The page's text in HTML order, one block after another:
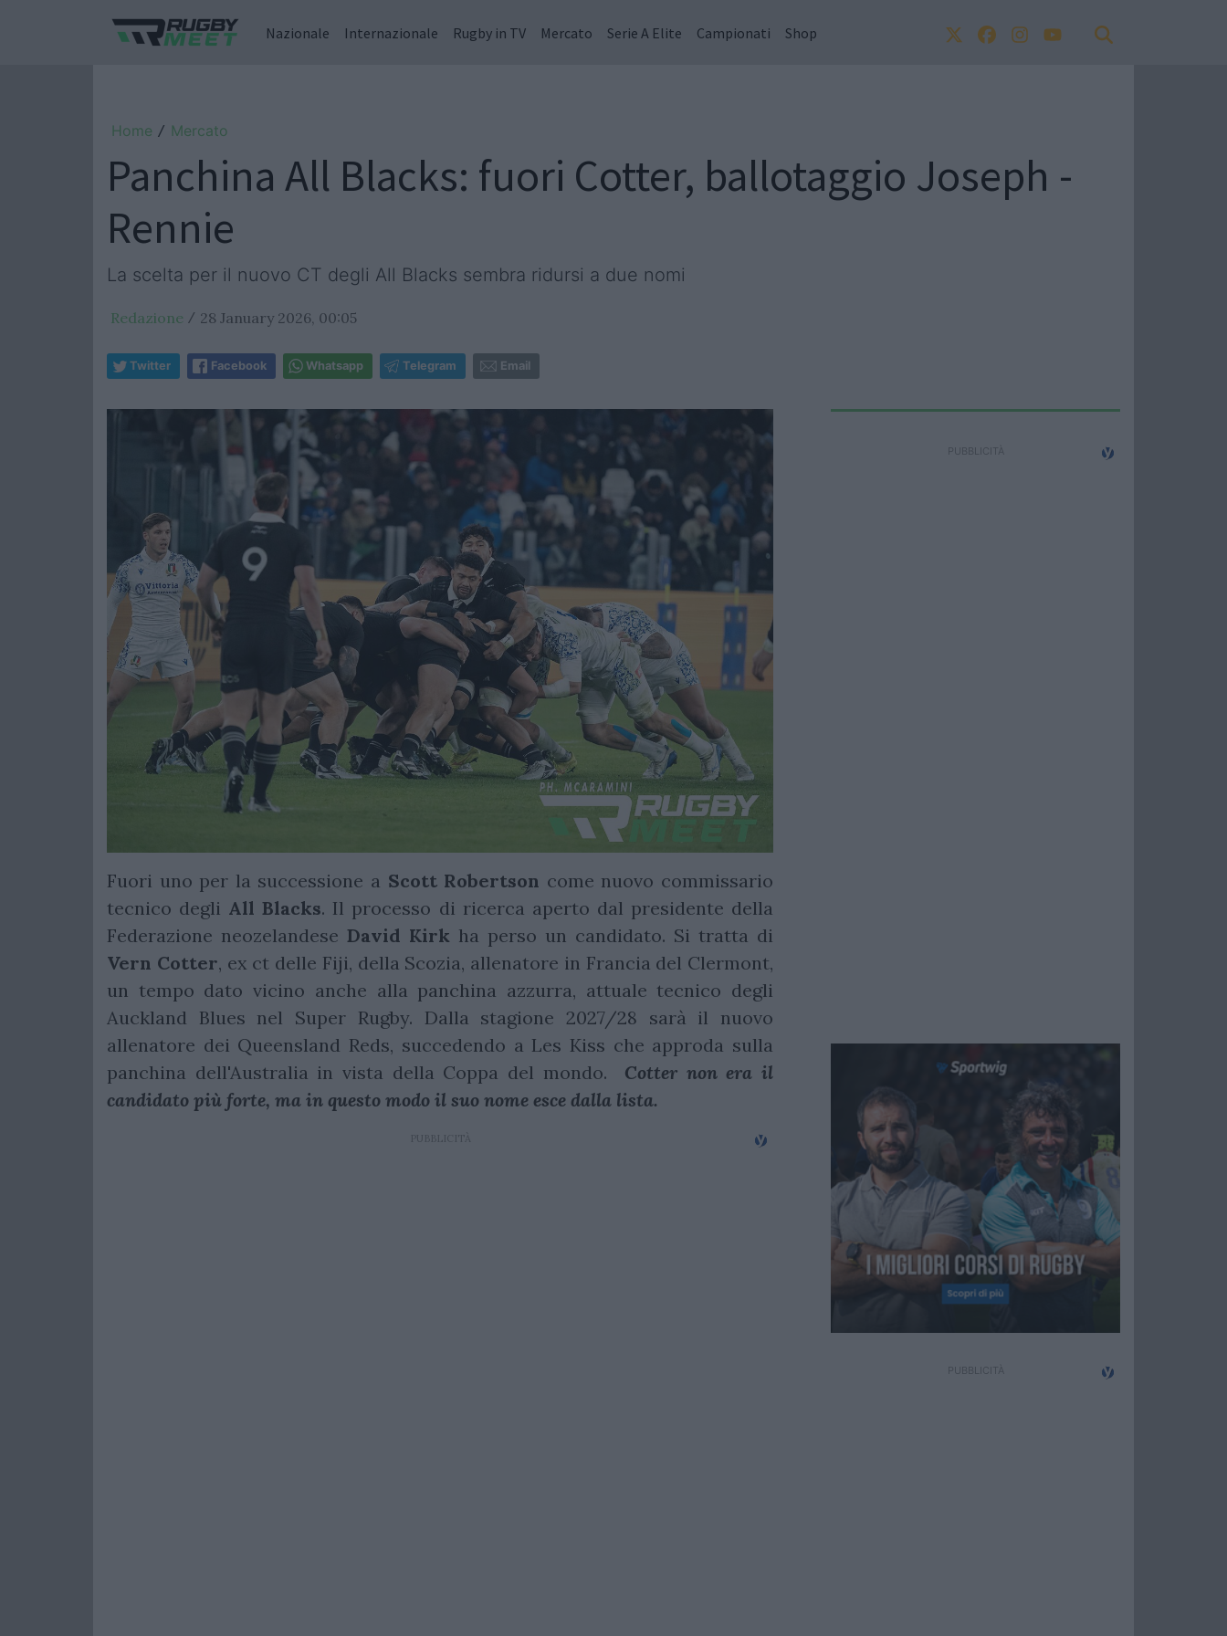
Nazionale Internazionale Rugby in TV Mercato Serie A Elite Campionati Shop
Home / Mercato
Panchina All Blacks: fuori Cotter, ballotaggio Joseph -
Rennie
La scelta per il nuovo CT degli All Blacks sembra ridursi a due nomi
Redazione / 28 January 2026, 00:05
Twitter Facebook Whatsapp Telegram Email
Fuori uno per la successione a Scott Robertson come nuovo commissario
tecnico degli All Blacks. Il processo di ricerca aperto dal presidente della
Federazione neozelandese David Kirk ha perso un candidato. Si tratta di
Vern Cotter, ex ct delle Fiji, della Scozia, allenatore in Francia del Clermont,
un tempo dato vicino anche alla panchina azzurra, attuale tecnico degli
Auckland Blues nel Super Rugby. Dalla stagione 2027/28 sarà il nuovo
allenatore dei Queensland Reds, succedendo a Les Kiss che approda sulla
panchina dell'Australia in vista della Coppa del mondo. Cotter non era il
candidato più forte, ma in questo modo il suo nome esce dalla lista.